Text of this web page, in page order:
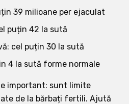
39 milioane per ejaculat
puțin 42 la sută
cel puțin 30 la sută
4 la sută forme normale
important: sunt limite
de la bărbați fertili. Ajută